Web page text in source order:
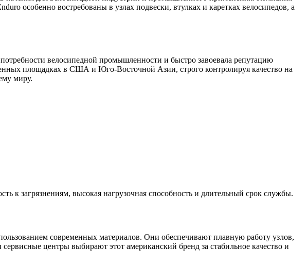
особенно востребованы в узлах подвески, втулках и каретках велосипедов, а
велосипедной промышленности и быстро завоевала репутацию
площадках в США и Юго-Восточной Азии, строго контролируя качество на
миру.
к загрязнениям, высокая нагрузочная способность и длительный срок службы.
современных материалов. Они обеспечивают плавную работу узлов,
центры выбирают этот американский бренд за стабильное качество и